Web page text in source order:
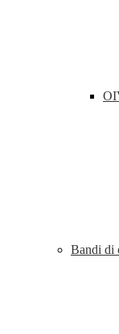
Bandi di